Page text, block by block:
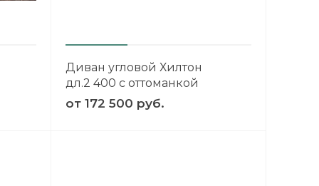
Диван угловой Хилтон
дл.2 400 с оттоманкой
от 172 500 руб.